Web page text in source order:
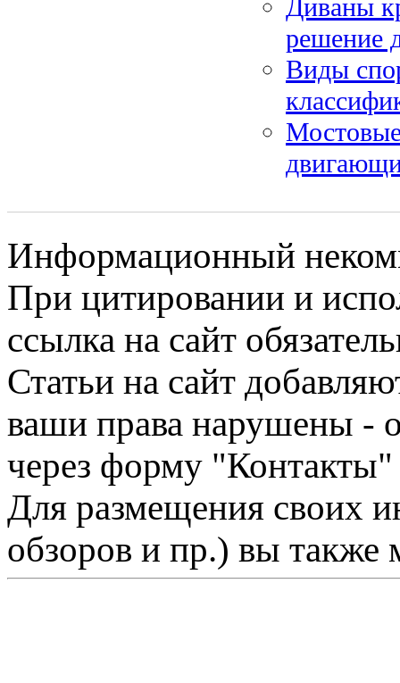
Диваны
решение
Виды
Информационный
При цитировании и
ссылка на сайт
Статьи на сайт
ваши права нарушены -
через форму "Контакты"
Для размещения своих
обзоров и пр.) вы также